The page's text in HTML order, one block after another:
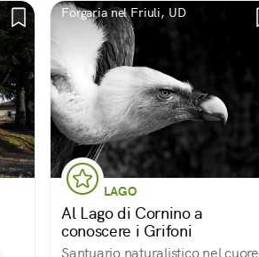
Forgaria nel Friuli, UD
LAGO
Al Lago di Cornino a
conoscere i Grifoni
Santuario naturalistico nel cuore